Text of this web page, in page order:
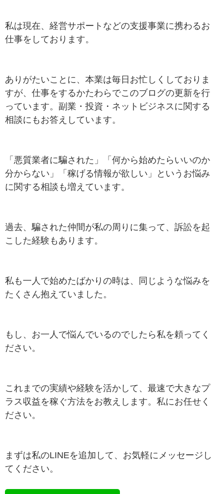
私は現在、経営サポートなどの支援事業に携わるお
仕事をしております。
ありがたいことに、本業は毎日お忙しくしておりま
すが、仕事をするかたわらでこのブログの更新を行
っています。副業・投資・ネットビジネスに関する
相談にもお答えしています。
「悪質業者に騙された」「何から始めたらいいのか
分からない」「稼げる情報が欲しい」というお悩み
に関する相談も増えています。
過去、騙された仲間が私の周りに集って、訴訟を起
こした経験もあります。
私も一人で始めたばかりの時は、同じような悩みを
たくさん抱えていました。
もし、お一人で悩んでいるのでしたら私を頼ってく
ださい。
これまでの実績や経験を活かして、最速で大きなプ
ラス収益を稼ぐ方法をお教えします。私にお任せく
ださい。
まずは私のLINEを追加して、お気軽にメッセージし
てください。